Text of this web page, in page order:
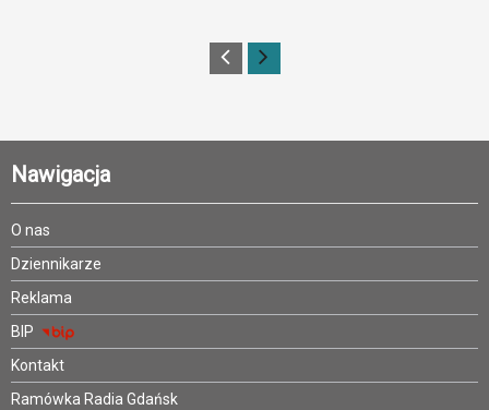
Nawigacja
O nas
Dziennikarze
Reklama
BIP
Kontakt
Ramówka Radia Gdańsk